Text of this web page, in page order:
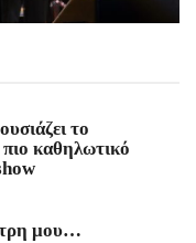
το
καθηλωτικό
μου…